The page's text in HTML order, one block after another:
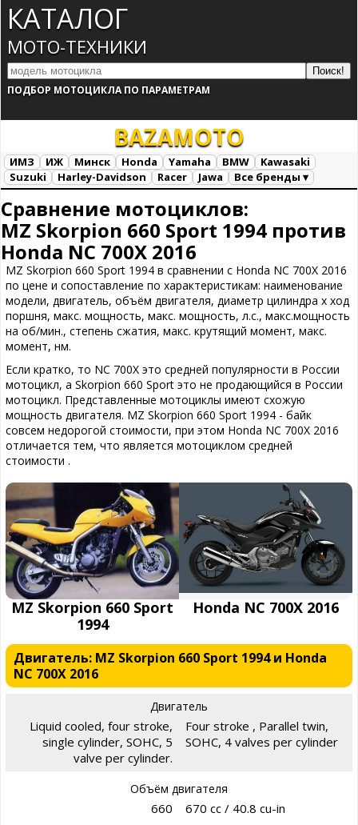
КАТАЛОГ
МОТО-ТЕХНИКИ
ПОДБОР МОТОЦИКЛА ПО ПАРАМЕТРАМ
BAZAMOTO
ИМЗ ИЖ Минск Honda Yamaha BMW
Kawasaki
Suzuki
Harley-Davidson Racer Jawa
Все бренды ▾
Сравнение мотоциклов:
MZ Skorpion 660 Sport 1994 против
Honda NC 700X 2016
MZ Skorpion 660 Sport 1994 в сравнении с Honda NC 700X 2016
по цене и сопоставление по характеристикам: наименование
модели, двигатель, объём двигателя, диаметр цилиндра х ход
поршня, макс. мощность, макс. мощность, л.с., макс.мощность
на об/мин., степень сжатия, макс. крутящий момент, макс.
момент, нм.
Если кратко, то NC 700X это средней популярности в России
мотоцикл, а Skorpion 660 Sport это не продающийся в России
мотоцикл. Представленные мотоциклы имеют схожую
мощность двигателя. MZ Skorpion 660 Sport 1994 - байк
совсем недорогой стоимости, при этом Honda NC 700X 2016
отличается тем, что является мотоциклом средней
стоимости .
MZ Skorpion 660 Sport
1994
Honda NC 700X 2016
Двигатель: MZ Skorpion 660 Sport 1994 и Honda
NC 700X 2016
Двигатель
Liquid cooled, four stroke,
single cylinder, SOHC, 5
valve per cylinder.
Four stroke , Parallel twin,
SOHC, 4 valves per cylinder
Объём двигателя
660 670 cc / 40.8 cu-in